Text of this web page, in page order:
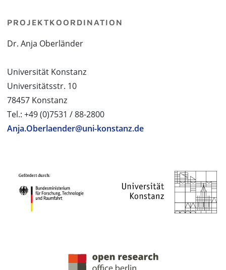
PROJEKTKOORDINATION
Dr. Anja Oberländer
Universität Konstanz
Universitätsstr. 10
78457 Konstanz
Tel.: +49 (0)7531 / 88-2800
Anja.Oberlaender@uni-konstanz.de